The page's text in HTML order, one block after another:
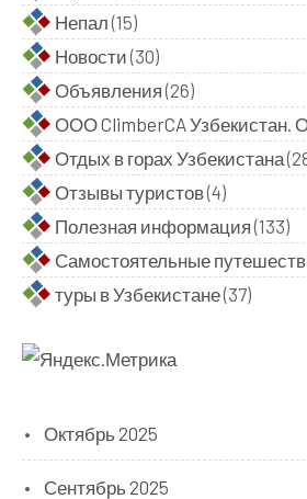
Непал(15)
Новости(30)
Объявления(26)
ООО ClimberCA Узбекистан.
Отдых в горах Узбекистана
Отзывы туристов(4)
Полезная информация(133)
Самостоятельные
туры в Узбекистане(37)
Октябрь 2025
Сентябрь 2025